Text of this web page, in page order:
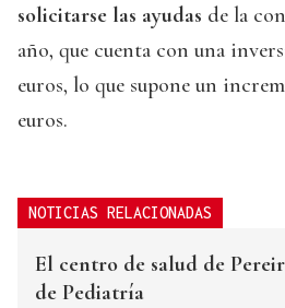
solicitarse las ayudas de la
año, que cuenta con una
euros, lo que supone un
euros.
NOTICIAS RELACIONADAS
El centro de salud de
de Pediatría